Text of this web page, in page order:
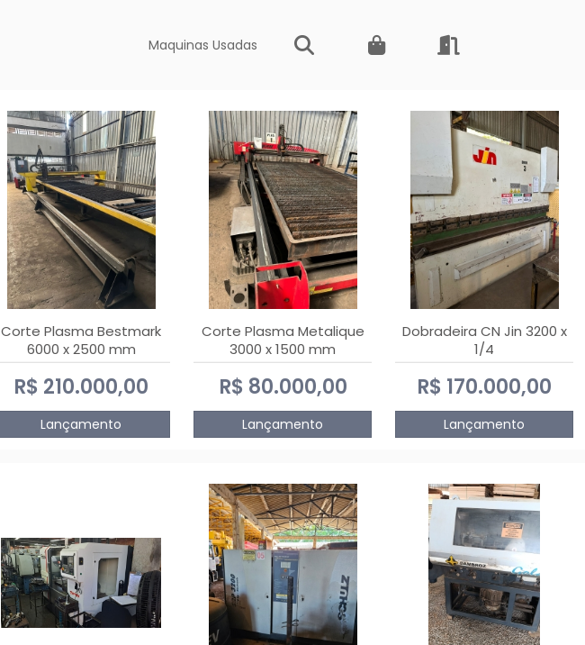
Maquinas Usadas
Corte Plasma Bestmark
6000 x 2500 mm
Hypertherm MaxPro 200
R$ 210.000,00
Lançamento
Corte Plasma Metalique
3000 x 1500 mm
Hypertherm Powermax 45
xp
R$ 80.000,00
Lançamento
Dobradeira CN Jin 3200 x
1/4
R$ 170.000,00
Lançamento